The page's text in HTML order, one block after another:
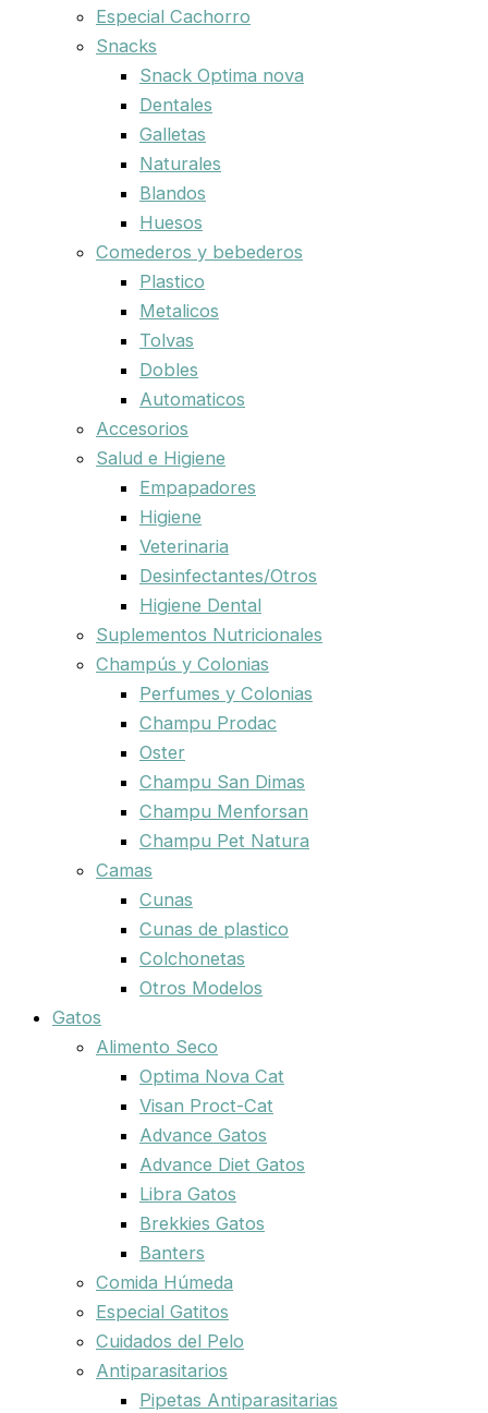
Especial Cachorro
Snacks
Snack Optima nova
Dentales
Galletas
Naturales
Blandos
Huesos
Comederos y bebederos
Plastico
Metalicos
Tolvas
Dobles
Automaticos
Accesorios
Salud e Higiene
Empapadores
Higiene
Veterinaria
Desinfectantes/Otros
Higiene Dental
Suplementos Nutricionales
Champús y Colonias
Perfumes y Colonias
Champu Prodac
Oster
Champu San Dimas
Champu Menforsan
Champu Pet Natura
Camas
Cunas
Cunas de plastico
Colchonetas
Otros Modelos
Gatos
Alimento Seco
Optima Nova Cat
Visan Proct-Cat
Advance Gatos
Advance Diet Gatos
Libra Gatos
Brekkies Gatos
Banters
Comida Húmeda
Especial Gatitos
Cuidados del Pelo
Antiparasitarios
Pipetas Antiparasitarias